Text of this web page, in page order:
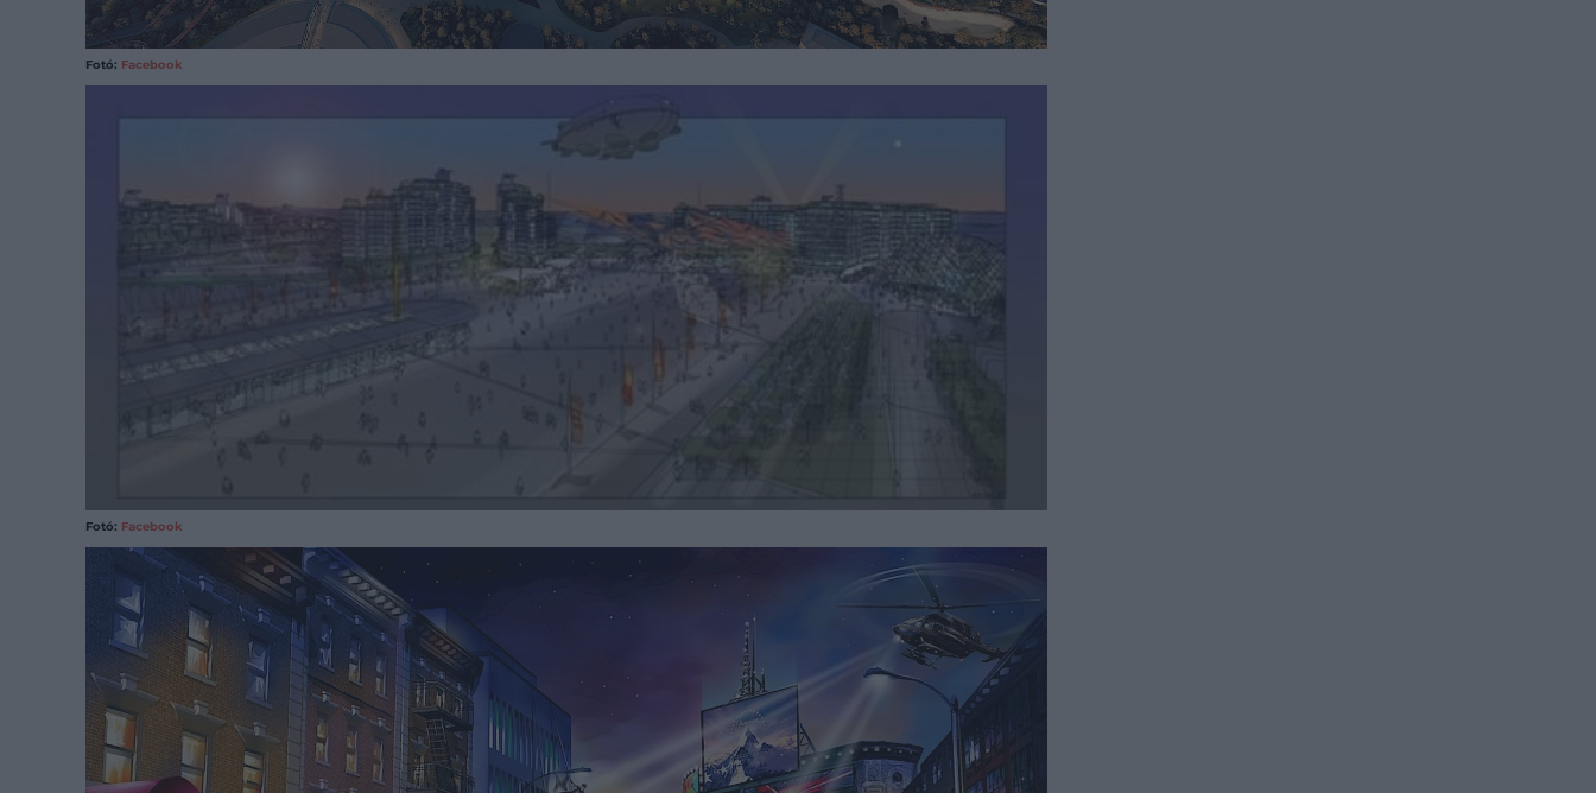
Fotó: Facebook
Fotó: Facebook